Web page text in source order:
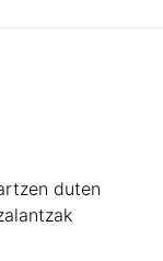
duten